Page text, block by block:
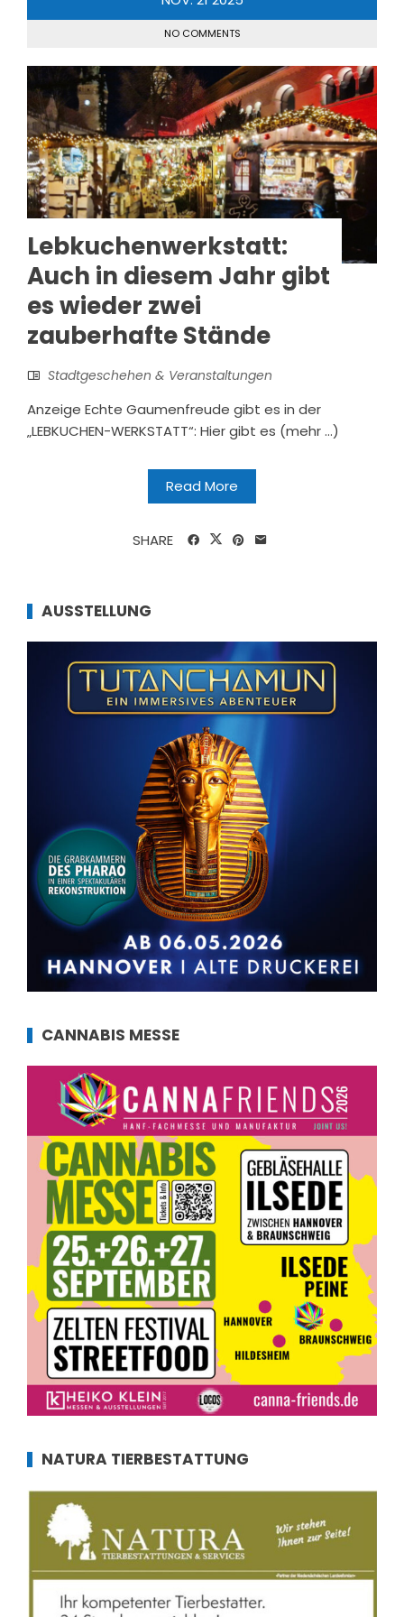
NO COMMENTS
Lebkuchenwerkstatt:
Auch in diesem Jahr gibt
es wieder zwei
zauberhafte Stände
Stadtgeschehen & Veranstaltungen
Anzeige Echte Gaumenfreude gibt es in der
„LEBKUCHEN-WERKSTATT“: Hier gibt es (mehr …)
Read More
SHARE
AUSSTELLUNG
CANNABIS MESSE
NATURA TIERBESTATTUNG